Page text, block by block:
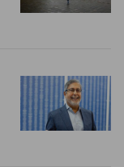
例如波音和空客的
公司必须根据现
年的机队组
机生产速度根本
Max飞机的时